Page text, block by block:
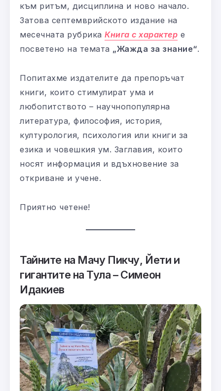
към ритъм, дисциплина и ново начало.
Затова септемврийското издание на
месечната рубрика Книга с характер е
посветено на темата „Жажда за знание“.
Попитахме издателите да препоръчат
книги, които стимулират ума и
любопитството – научнопопулярна
литература, философия, история,
културология, психология или книги за
езика и човешкия ум. Заглавия, които
носят информация и вдъхновение за
откриване и учене.
Приятно четене!
Тайните на Мачу Пикчу, Йети и
гигантите на Тула – Симеон
Идакиев